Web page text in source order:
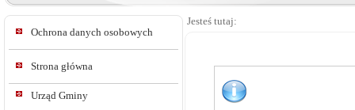
Ochrona danych osobowych
Strona główna
Urząd Gminy
Jesteś tutaj: